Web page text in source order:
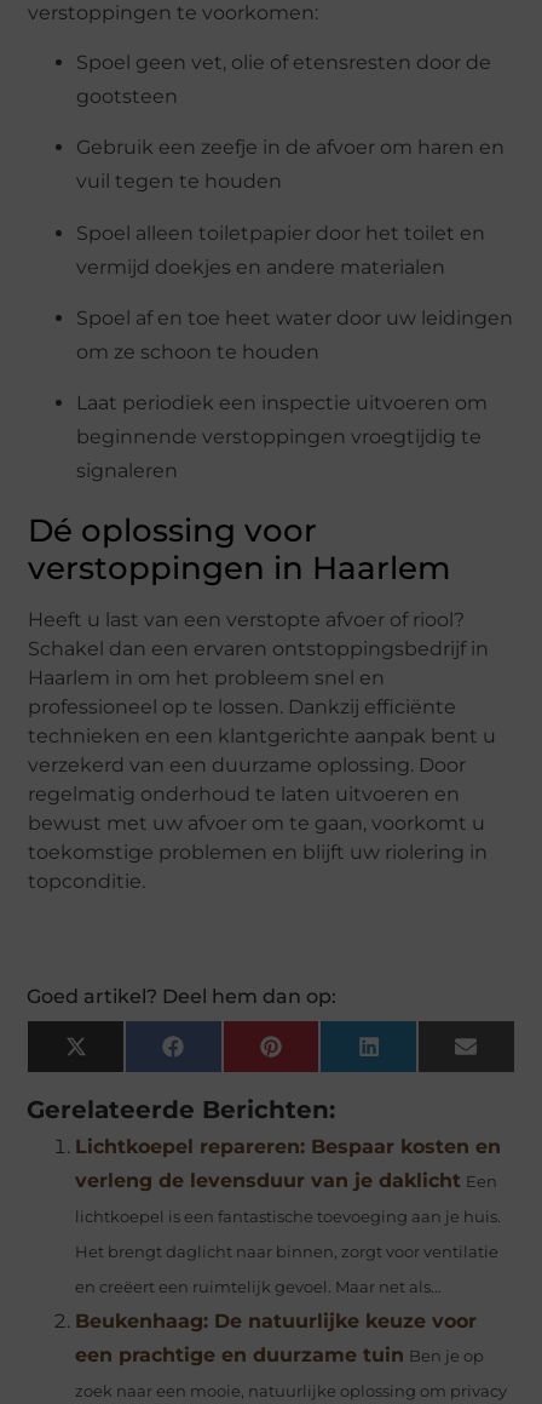
verstoppingen te voorkomen:
Spoel geen vet, olie of etensresten door de
gootsteen
Gebruik een zeefje in de afvoer om haren en
vuil tegen te houden
Spoel alleen toiletpapier door het toilet en
vermijd doekjes en andere materialen
Spoel af en toe heet water door uw leidingen
om ze schoon te houden
Laat periodiek een inspectie uitvoeren om
beginnende verstoppingen vroegtijdig te
signaleren
Dé oplossing voor
verstoppingen in Haarlem
Heeft u last van een verstopte afvoer of riool?
Schakel dan een ervaren ontstoppingsbedrijf in
Haarlem in om het probleem snel en
professioneel op te lossen. Dankzij efficiënte
technieken en een klantgerichte aanpak bent u
verzekerd van een duurzame oplossing. Door
regelmatig onderhoud te laten uitvoeren en
bewust met uw afvoer om te gaan, voorkomt u
toekomstige problemen en blijft uw riolering in
topconditie.
Goed artikel? Deel hem dan op:
X
(Twitter)
FacebookPinterestLinkedIn Email
Gerelateerde Berichten:
Lichtkoepel repareren: Bespaar kosten en
verleng de levensduur van je daklicht Een
lichtkoepel is een fantastische toevoeging aan je huis.
Het brengt daglicht naar binnen, zorgt voor ventilatie
en creëert een ruimtelijk gevoel. Maar net als...
Beukenhaag: De natuurlijke keuze voor
een prachtige en duurzame tuin Ben je op
zoek naar een mooie, natuurlijke oplossing om privacy